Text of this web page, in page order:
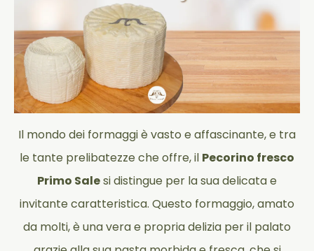
Il mondo dei formaggi è vasto e affascinante, e tra
le tante prelibatezze che offre, il Pecorino fresco
Primo Salesi distingue per la sua delicata e
invitante caratteristica. Questo formaggio, amato
da molti, è una vera e propria delizia per il palato